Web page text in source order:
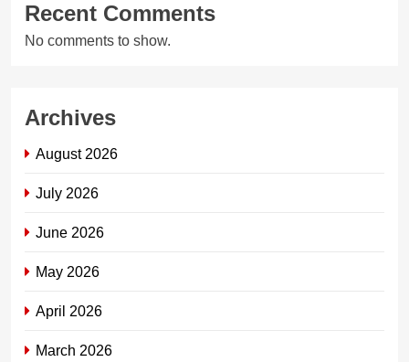
Recent Comments
No comments to show.
Archives
August 2026
July 2026
June 2026
May 2026
April 2026
March 2026